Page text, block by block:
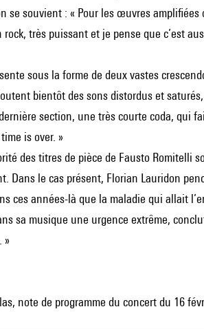
se souvient : « Pour les œuvres
très puissant et je pense que c’est
sous la forme de deux vastes
bientôt des sons distordus et
section, une très courte coda, qui
is over. »
des titres de pièce de Fausto Romitelli
Dans le cas présent, Florian Lauridon
ces années-là que la maladie qui allait
sa musique une urgence extrême,
»
note de programme du concert du 16